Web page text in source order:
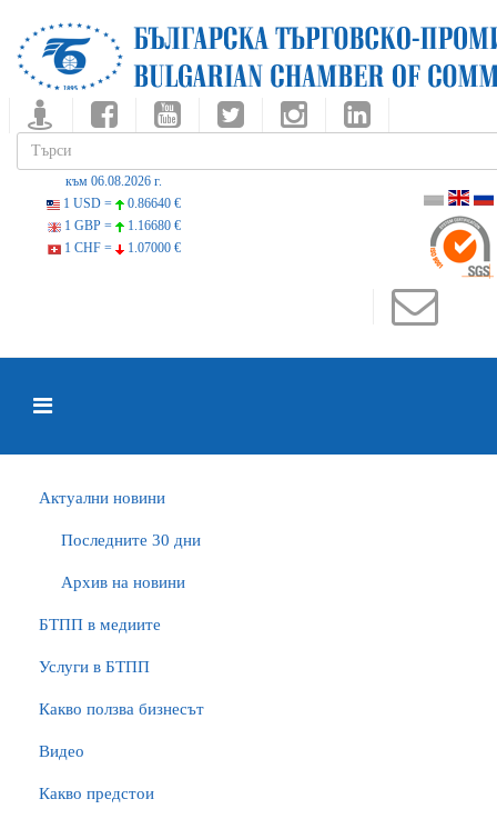
към 06.08.2026 г.
1 USD =
0.86640 €
1 GBP =
1.16680 €
1 CHF =
1.07000 €
Актуални новини
Последните 30 дни
Архив на новини
БTПП в медиите
Услуги в БТПП
Какво ползва бизнесът
Видео
Какво предстои